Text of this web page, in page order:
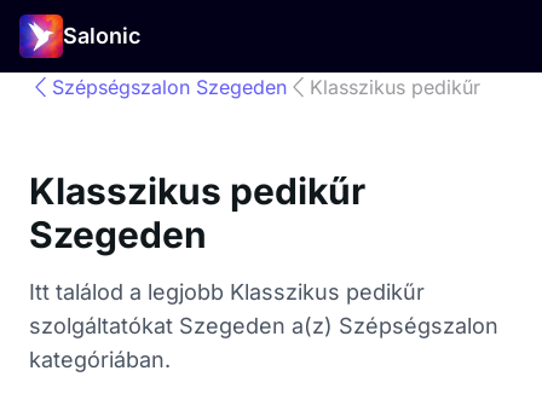
Salonic
Szépségszalon Szegeden Klasszikus pedikűr
Klasszikus pedikűr
Szegeden
Itt találod a legjobb Klasszikus pedikűr
szolgáltatókat Szegeden a(z) Szépségszalon
kategóriában.